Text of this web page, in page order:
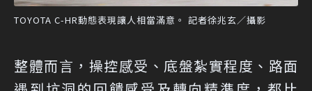
TOYOTA C-HR動態表現讓人相當滿意。 記者徐兆玄／攝影
整體而言，操控感受、底盤紮實程度、路面